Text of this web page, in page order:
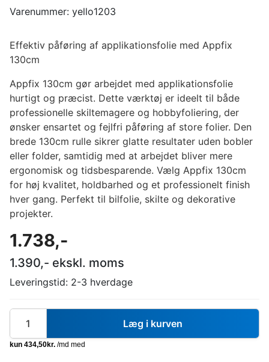
Varenummer: yello1203
Effektiv påføring af applikationsfolie med Appfix
130cm
Appfix 130cm gør arbejdet med applikationsfolie
hurtigt og præcist. Dette værktøj er ideelt til både
professionelle skiltemagere og hobbyfoliering, der
ønsker ensartet og fejlfri påføring af store folier. Den
brede 130cm rulle sikrer glatte resultater uden bobler
eller folder, samtidig med at arbejdet bliver mere
ergonomisk og tidsbesparende. Vælg Appfix 130cm
for høj kvalitet, holdbarhed og et professionelt finish
hver gang. Perfekt til bilfolie, skilte og dekorative
projekter.
1.738,-
1.390,- ekskl. moms
Leveringstid: 2-3 hverdage
Læg i kurven